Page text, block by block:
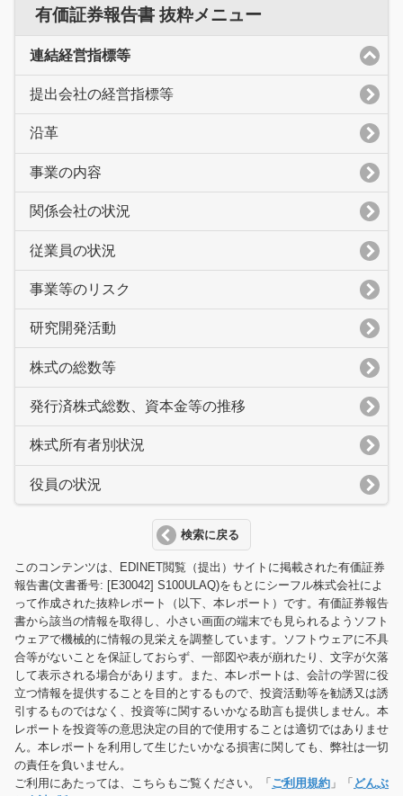
有価証券報告書 抜粋メニュー
連結経営指標等
提出会社の経営指標等
沿革
事業の内容
関係会社の状況
従業員の状況
事業等のリスク
研究開発活動
株式の総数等
発行済株式総数、資本金等の推移
株式所有者別状況
役員の状況
検索に戻る
このコンテンツは、EDINET閲覧（提出）サイトに掲載された有価証券
報告書(文書番号: [E30042] S100ULAQ)をもとにシーフル株式会社によ
って作成された抜粋レポート（以下、本レポート）です。有価証券報告
書から該当の情報を取得し、小さい画面の端末でも見られるようソフト
ウェアで機械的に情報の見栄えを調整しています。ソフトウェアに不具
合等がないことを保証しておらず、一部図や表が崩れたり、文字が欠落
して表示される場合があります。また、本レポートは、会計の学習に役
立つ情報を提供することを目的とするもので、投資活動等を勧誘又は誘
引するものではなく、投資等に関するいかなる助言も提供しません。本
レポートを投資等の意思決定の目的で使用することは適切ではありませ
ん。本レポートを利用して生じたいかなる損害に関しても、弊社は一切
の責任を負いません。
ご利用にあたっては、こちらもご覧ください。「 ご利用規約 」「 どんぶ